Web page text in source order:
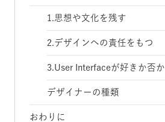
1.思想や文化を残す
2.デザインへの責任をもつ
3.User Interfaceが好きか否か
デザイナーの種類
おわりに